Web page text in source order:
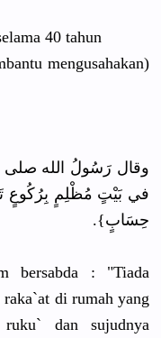
40 tahun
mengusahakan)
وقال رَسُولُ الله صلى
في بَيْتٍ مُظْلِمٍ بِرُكُوعٍ
حِسَابٍ}.
bersabda : "Tiada
raka`at di rumah yang
ruku` dan sujudnya